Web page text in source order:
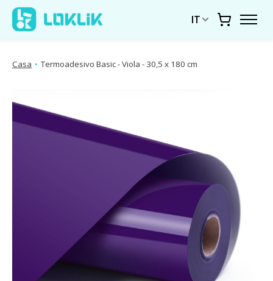
IT Carrello
Casa • Termoadesivo Basic - Viola - 30,5 x 180 cm